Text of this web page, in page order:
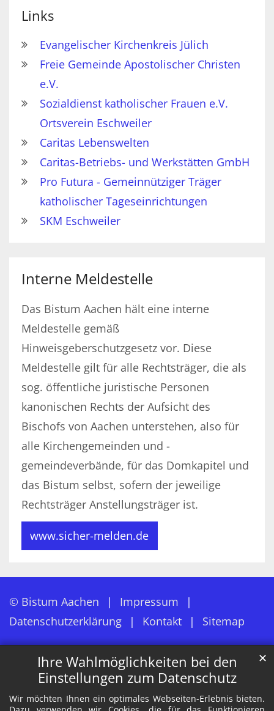
Ihre Wahlmöglichkeiten bei den
Einstellungen zum Datenschutz
Wir möchten Ihnen ein optimales Webseiten-Erlebnis bieten.
✕
Links
Evangelischer Kirchenkreis Jülich
Freie Gemeinde Apostolischer Christen
e.V.
Sozialdienst katholischer Frauen e.V.
Ortsverein Eschweiler
Caritas Lebenswelten
Caritas-Betriebs- und Werkstätten GmbH
Pro Futura - Gemeinnütziger Träger
katholischer Tageseinrichtungen
SKM Eschweiler
Interne Meldestelle
Das Bistum Aachen hält eine interne
Meldestelle gemäß
Hinweisgeberschutzgesetz vor. Diese
Meldestelle gilt für alle Rechtsträger, die als
sog. öffentliche juristische Personen
kanonischen Rechts der Aufsicht des
Bischofs von Aachen unterstehen, also für
alle Kirchengemeinden und -
gemeindeverbände, für das Domkapitel und
das Bistum selbst, sofern der jeweilige
Rechtsträger Anstellungsträger ist.
www.sicher-melden.de
© Bistum Aachen
Impressum
Datenschutzerklärung
Kontakt Sitemap